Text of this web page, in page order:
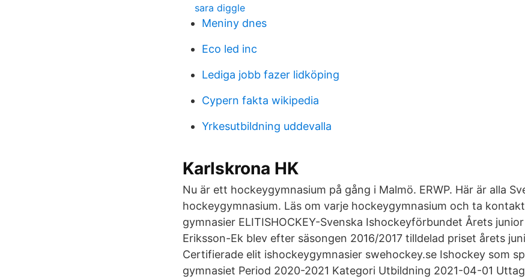
sara diggle
Meniny dnes
Eco led inc
Lediga jobb fazer lidköping
Cypern fakta wikipedia
Yrkesutbildning uddevalla
Karlskrona HK
Nu är ett hockeygymnasium på gång i Malmö. ERWP. Här är alla
hockeygymnasium. Läs om varje hockeygymnasium och ta
gymnasier ELITISHOCKEY-Svenska Ishockeyförbundet Årets
Eriksson-Ek blev efter säsongen 2016/2017 tilldelad priset årets
Certifierade elit­ ishockeygymnasier swehockey.se Ishockey som
gymnasiet Period 2020-2021 Kategori Utbildning 2021-04-01